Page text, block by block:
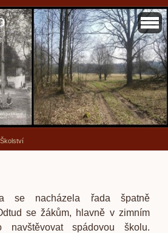
Školství
se nacházela řada špatně
se žákům, hlavně v zimním
navštěvovat spádovou školu.